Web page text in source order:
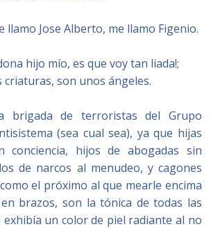
Jose Alberto, me llamo Figenio.
hijo mío, es que voy tan liada!;
criaturas, son unos ángeles.
brigada de terroristas del Grupo
(sea cual sea), ya que hijas
conciencia, hijos de abogadas sin
de narcos al menudeo, y cagones
el próximo al que mearle encima
brazos, son la tónica de todas las
exhibía un color de piel radiante al no